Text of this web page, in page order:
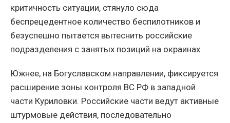
критичность ситуации, стянуло сюда
беспрецедентное количество беспилотников и
безуспешно пытается вытеснить российские
подразделения с занятых позиций на окраинах.
Южнее, на Богуславском направлении, фиксируется
расширение зоны контроля ВС РФ в западной
части Куриловки. Российские части ведут активные
штурмовые действия, последовательно